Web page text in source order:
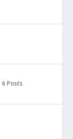
6 Posts